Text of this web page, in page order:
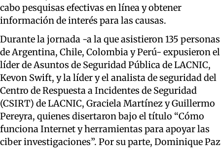
cabo pesquisas efectivas en línea y obtener
información de interés para las causas.
Durante la jornada -a la que asistieron 135 personas
de Argentina, Chile, Colombia y Perú- expusieron el
líder de Asuntos de Seguridad Pública de LACNIC,
Kevon Swift, y la líder y el analista de seguridad del
Centro de Respuesta a Incidentes de Seguridad
(CSIRT) de LACNIC, Graciela Martínez y Guillermo
Pereyra, quienes disertaron bajo el título “Cómo
funciona Internet y herramientas para apoyar las
ciber investigaciones”. Por su parte, Dominique Paz